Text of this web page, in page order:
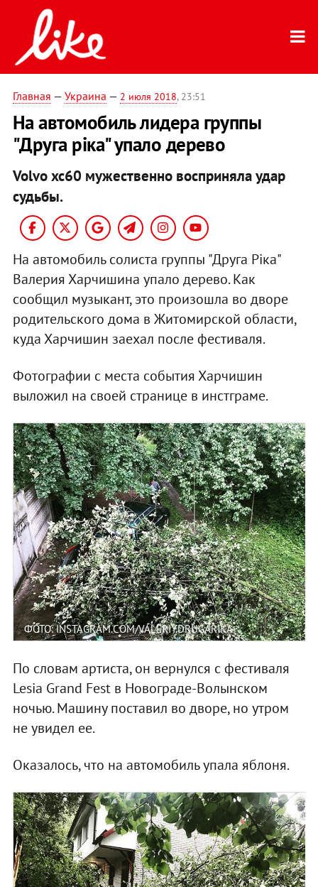
Главная — Украина — 2 июля 2018, 23:51
На автомобиль лидера группы
"Друга ріка" упало дерево
Volvo xc60 мужественно восприняла удар
судьбы.
На автомобиль солиста группы "Друга Ріка"
Валерия Харчишина упало дерево. Как
сообщил музыкант, это произошла во дворе
родительского дома в Житомирской области,
куда Харчишин заехал после фестиваля.
Фотографии с места события Харчишин
выложил на своей странице в инстграме.
ФОТО: INSTAGRAM.COM/VALERIY.DRUGARIKA
По словам артиста, он вернулся с фестиваля
Lesia Grand Fest в Новограде-Волынском
ночью. Машину поставил во дворе, но утром
не увидел ее.
Оказалось, что на автомобиль упала яблоня.